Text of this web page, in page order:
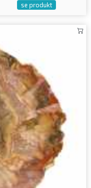
se produkt